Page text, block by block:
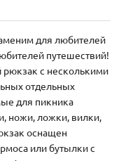
для любителей
путешествий!
рюкзак с несколькими
отдельных
для пикника
ножи, ложки, вилки,
оснащен
или бутылки с